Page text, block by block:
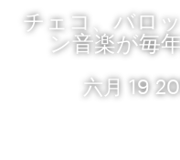
チェコ、バロ
ン音楽が毎
六月 19